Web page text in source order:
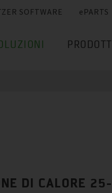
SOFTWARE ePARTS
PRODOTTI
DI CALORE